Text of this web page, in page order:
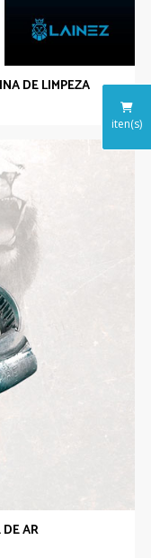
iten(s)
DE LIMPEZA
AR